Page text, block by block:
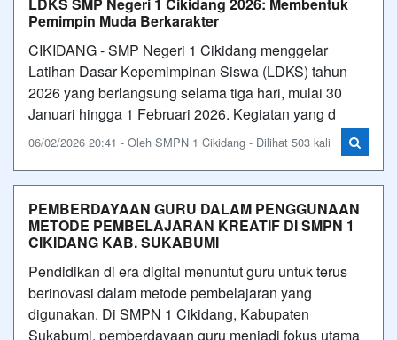
Pemimpin Muda Berkarakter
CIKIDANG - SMP Negeri 1 Cikidang menggelar
Latihan Dasar Kepemimpinan Siswa (LDKS) tahun
2026 yang berlangsung selama tiga hari, mulai 30
Januari hingga 1 Februari 2026. Kegiatan yang d
06/02/2026 20:41 - Oleh SMPN 1 Cikidang - Dilihat 503 kali
PEMBERDAYAAN GURU DALAM PENGGUNAAN
METODE PEMBELAJARAN KREATIF DI SMPN 1
CIKIDANG KAB. SUKABUMI
Pendidikan di era digital menuntut guru untuk terus
berinovasi dalam metode pembelajaran yang
digunakan. Di SMPN 1 Cikidang, Kabupaten
Sukabumi, pemberdayaan guru menjadi fokus utama